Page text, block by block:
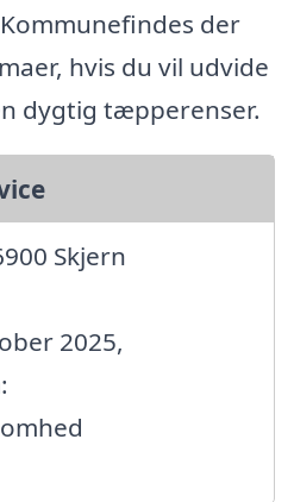
der
hvis du vil udvide
dygtig tæpperenser.
Skjern
2025,